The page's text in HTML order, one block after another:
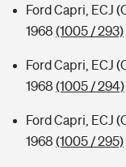
Ford Capri, ECJ
1968 (1005 / 293)
Ford Capri, ECJ
1968 (1005 / 294)
Ford Capri, ECJ
1968 (1005 / 295)